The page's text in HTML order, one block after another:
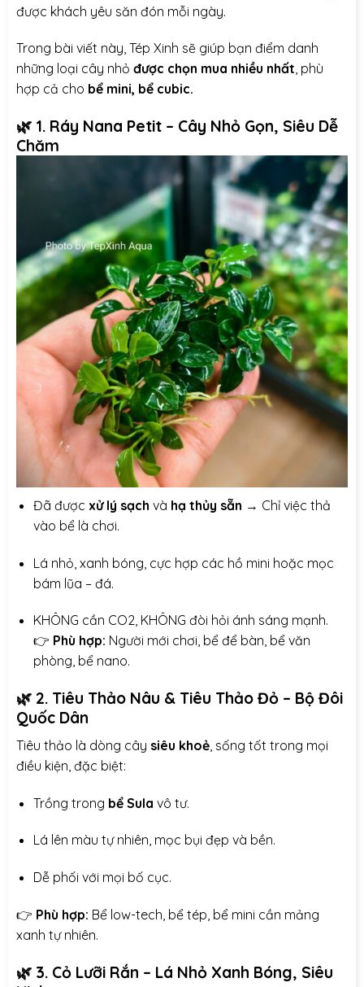
được khách yêu săn đón mỗi ngày.
Trong bài viết này, Tép Xinh sẽ giúp bạn điểm danh
những loại cây nhỏ được chọn mua nhiều nhất, phù
hợp cả cho bể mini, bể cubic.
🌿 1. Ráy Nana Petit – Cây Nhỏ Gọn, Siêu Dễ
Chăm
Đã được xử lý sạch và hạ thủy sẵn → Chỉ việc thả
vào bể là chơi.
Lá nhỏ, xanh bóng, cực hợp các hồ mini hoặc mọc
bám lũa – đá.
KHÔNG cần CO2, KHÔNG đòi hỏi ánh sáng mạnh.
👉 Phù hợp: Người mới chơi, bể để bàn, bể văn
phòng, bể nano.
🌿 2. Tiêu Thảo Nâu & Tiêu Thảo Đỏ – Bộ Đôi
Quốc Dân
Tiêu thảo là dòng cây siêu khoẻ , sống tốt trong mọi
điều kiện, đặc biệt:
Trồng trong bể Sula vô tư.
Lá lên màu tự nhiên, mọc bụi đẹp và bền.
Dễ phối với mọi bố cục.
👉 Phù hợp: Bể low-tech, bể tép, bể mini cần mảng
xanh tự nhiên.
🌿 3. Cỏ Lưỡi Rắn – Lá Nhỏ Xanh Bóng, Siêu